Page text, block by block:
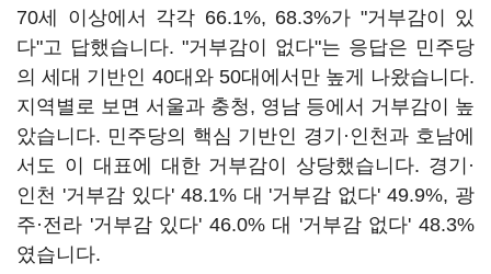
70세 이상에서 각각 66.1%, 68.3%가 "거부감이 있
다"고 답했습니다. "거부감이 없다"는 응답은 민주당
의 세대 기반인 40대와 50대에서만 높게 나왔습니다.
지역별로 보면 서울과 충청, 영남 등에서 거부감이 높
았습니다. 민주당의 핵심 기반인 경기·인천과 호남에
서도 이 대표에 대한 거부감이 상당했습니다. 경기·
인천 '거부감 있다' 48.1% 대 '거부감 없다' 49.9%, 광
주·전라 '거부감 있다' 46.0% 대 '거부감 없다' 48.3%
였습니다.